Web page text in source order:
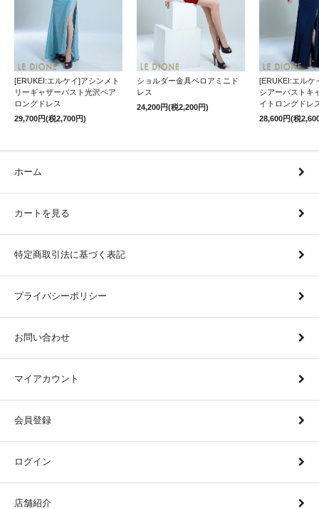
[ERUKEI:エルケイ]アシンメト
リーギャザーバスト光沢ベア
ロングドレス
29,700円(税2,700円)
ショルダー金具ベロアミニド
レス
24,200円(税2,200円)
[ERUKEI:エルケ
シアーバストキ
イトロングドレ
28,600円(税
ホーム
カートを見る
特定商取引法に基づく表記
プライバシーポリシー
お問い合わせ
マイアカウント
会員登録
ログイン
店舗紹介